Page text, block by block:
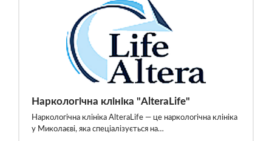
Наркологічна клініка "AlteraLife"
Наркологічна клініка AlteraLife — це наркологічна клініка
у Миколаєві, яка спеціалізується на…